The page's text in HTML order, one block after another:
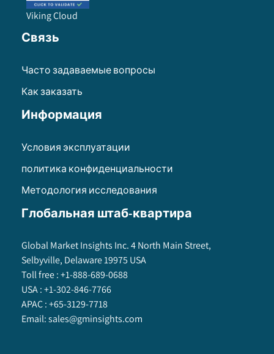
Viking Cloud
Связь
Часто задаваемые вопросы
Как заказать
Информация
Условия эксплуатации
политика конфиденциальности
Методология исследования
Глобальная штаб-квартира
Global Market Insights Inc. 4 North Main Street,
Selbyville, Delaware 19975 USA
Toll free :+1-888-689-0688
USA :+1-302-846-7766
APAC :+65-3129-7718
Email:sales@gminsights.com